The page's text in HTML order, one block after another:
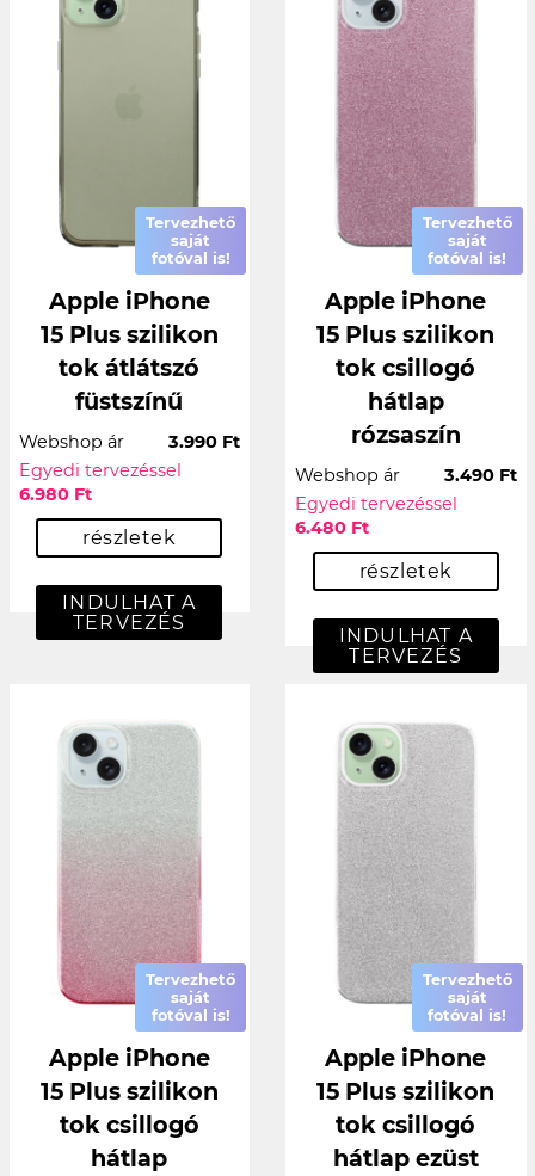
Tervezhető
saját
fotóval is!
Apple iPhone
15 Plus szilikon
tok átlátszó
füstszínű
Webshop ár
3.990 Ft
Egyedi tervezéssel
6.980 Ft
részletek
INDULHAT A
TERVEZÉS
Tervezhető
saját
fotóval is!
Apple iPhone
15 Plus szilikon
tok csillogó
hátlap
rózsaszín
Webshop ár
3.490 Ft
Egyedi tervezéssel
6.480 Ft
részletek
INDULHAT A
TERVEZÉS
Tervezhető
saját
fotóval is!
Apple iPhone
15 Plus szilikon
tok csillogó
hátlap
Tervezhető
saját
fotóval is!
Apple iPhone
15 Plus szilikon
tok csillogó
hátlap ezüst